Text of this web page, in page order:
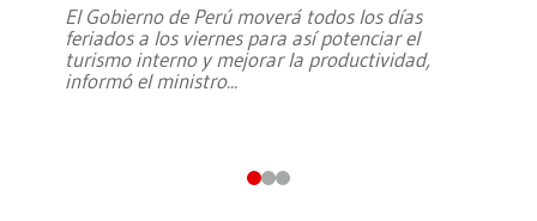
El Gobierno de Perú moverá todos los días
feriados a los viernes para así potenciar el
turismo interno y mejorar la productividad,
informó el ministro...